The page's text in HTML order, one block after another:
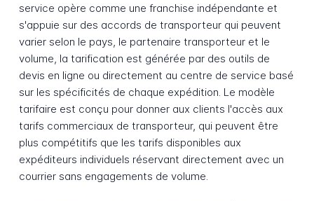
service opère comme une franchise indépendante et
s'appuie sur des accords de transporteur qui peuvent
varier selon le pays, le partenaire transporteur et le
volume, la tarification est générée par des outils de
devis en ligne ou directement au centre de service basé
sur les spécificités de chaque expédition. Le modèle
tarifaire est conçu pour donner aux clients l'accès aux
tarifs commerciaux de transporteur, qui peuvent être
plus compétitifs que les tarifs disponibles aux
expéditeurs individuels réservant directement avec un
courrier sans engagements de volume.